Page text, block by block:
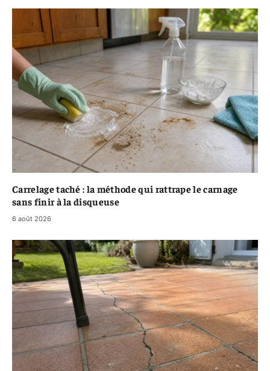
Carrelage taché : la méthode qui rattrape le carnage
sans finir à la disqueuse
6 août 2026